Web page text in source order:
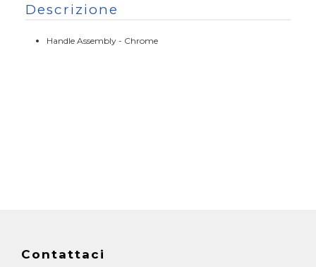
Descrizione
Handle Assembly - Chrome
Contattaci